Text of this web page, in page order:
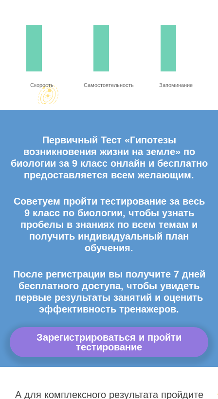
Скорость Самостоятельность Запоминание
Первичный Тест «Гипотезы
возникновения жизни на земле» по
биологии за 9 класс онлайн и бесплатно
предоставляется всем желающим.
Советуем пройти тестирование за весь
9 класс по биологии, чтобы узнать
пробелы в знаниях по всем темам и
получить индивидуальный план
обучения.
После регистрации вы получите 7 дней
бесплатного доступа, чтобы увидеть
первые результаты занятий и оценить
эффективность тренажеров.
Зарегистрироваться и пройти
тестирование
А для комплексного результата пройдите